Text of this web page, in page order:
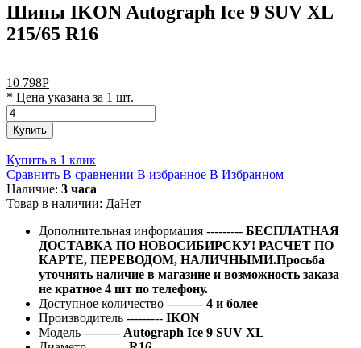
Шины IKON Autograph Ice 9 SUV XL
215/65 R16
10 798Р
* Цена указана за 1 шт.
Купить
Купить в 1 клик
Сравнить В сравнении В избранное В Избранном
Наличие: 3 часа
Товар в наличии: ДаНет
Дополнительная информация --------- БЕСПЛАТНАЯ
ДОСТАВКА ПО НОВОСИБИРСКУ! РАСЧЕТ ПО
КАРТЕ, ПЕРЕВОДОМ, НАЛИЧНЫМИ.Просьба
уточнять наличие в магазине и возможность заказа
не кратное 4 шт по телефону.
Доступное количество --------- 4 и более
Производитель --------- IKON
Модель --------- Autograph Ice 9 SUV XL